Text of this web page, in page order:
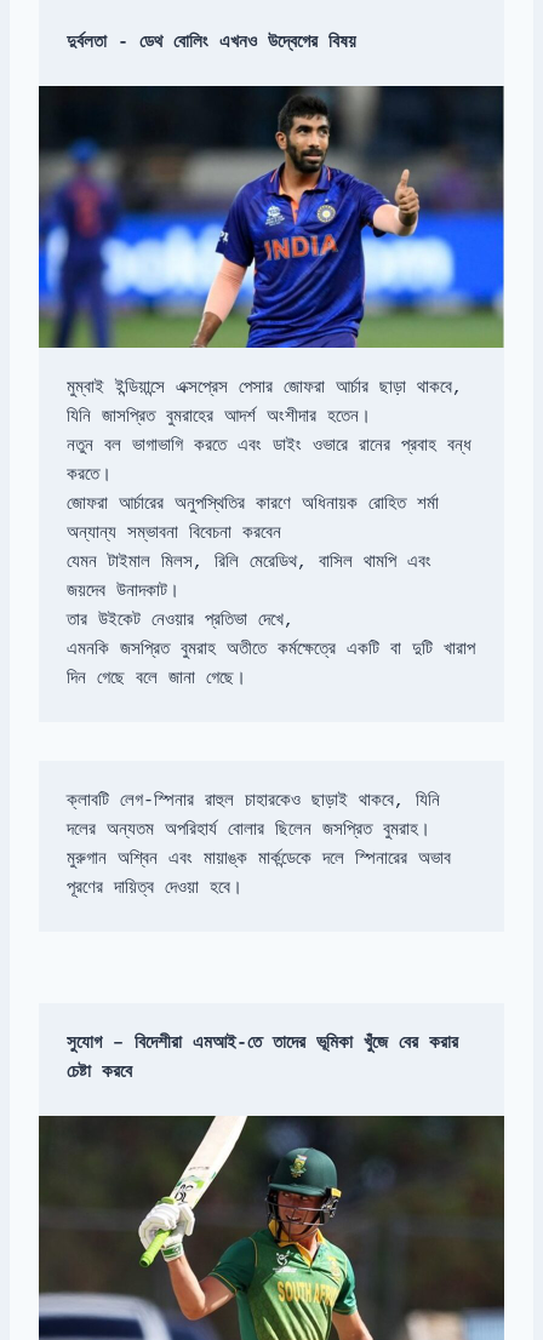
দুর্বলতা - ডেথ বোলিং এখনও উদ্বেগের বিষয়
মুম্বাই ইন্ডিয়ান্সে এক্সপ্রেস পেসার জোফরা আর্চার ছাড়া থাকবে,
নতুন বল ভাগাভাগি করতে এবং ডাইং ওভারে রানের প্রবাহ বন্ধ
জোফরা আর্চারের অনুপস্থিতির কারণে অধিনায়ক রোহিত শর্মা
অন্যান্য সম্ভাবনা বিবেচনা করবেন
যেমন টাইমাল মিলস, রিলি মেরেডিথ, বাসিল থামপি এবং
এমনকি জসপ্রিত বুমরাহ অতীতে কর্মক্ষেত্রে একটি বা দুটি খারাপ
দিন গেছে বলে জানা গেছে।
ক্লাবটি লেগ-স্পিনার রাহুল চাহারকেও ছাড়াই থাকবে, যিনি
মুরুগান অশ্বিন এবং মায়াঙ্ক মার্কন্ডেকে দলে স্পিনারের অভাব
পূরণের দায়িত্ব দেওয়া হবে।
সুযোগ – বিদেশীরা এমআই-তে তাদের ভূমিকা খুঁজে বের করার
চেষ্টা করবে